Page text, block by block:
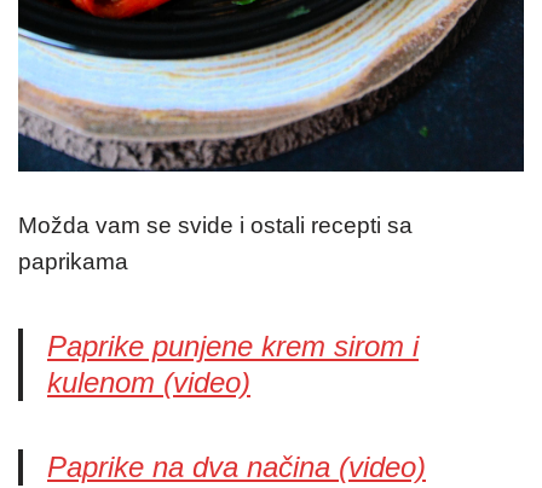
Možda vam se svide i ostali recepti sa
paprikama
Paprike punjene krem sirom i
kulenom (video)
Paprike na dva načina (video)